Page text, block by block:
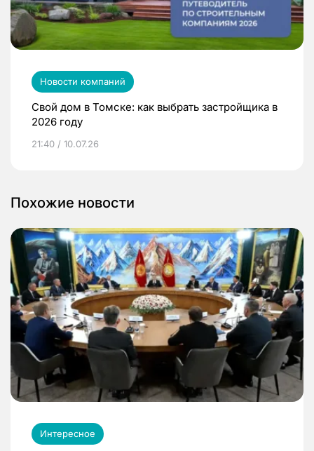
Новости компаний
Свой дом в Томске: как выбрать застройщика в
2026 году
21:40 / 10.07.26
Похожие новости
Интересное